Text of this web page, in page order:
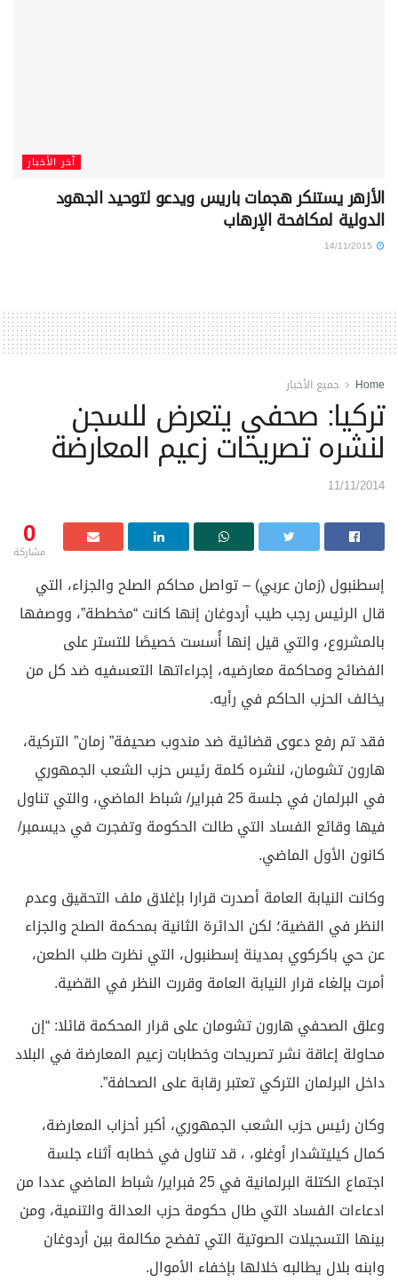
آخر الأخبار
الأزهر يستنكر هجمات باريس ويدعو لتوحيد الجهود
الدولية لمكافحة الإرهاب
Home جميع الأخبار
تركيا: صحفي يتعرض للسجن
لنشره تصريحات زعيم المعارضة
11/11/2014
0
مشاركة
إسطنبول (زمان عربي) – تواصل محاكم الصلح والجزاء، التي
قال الرئيس رجب طيب أردوغان إنها كانت “مخططة”، ووصفها
بالمشروع، والتي قيل إنها أُسست خصيصًا للتستر على
الفضائح ومحاكمة معارضيه، إجراءاتها التعسفيه ضد كل من
يخالف الحزب الحاكم في رأيه.
فقد تم رفع دعوى قضائية ضد مندوب صحيفة” زمان” التركية،
هارون تشومان، لنشره كلمة رئيس حزب الشعب الجمهوري
في البرلمان في جلسة 25 فبراير/ شباط الماضي، والتي تناول
فيها وقائع الفساد التي طالت الحكومة وتفجرت في ديسمبر/
كانون الأول الماضي.
وكانت النيابة العامة أصدرت قرارا بإغلاق ملف التحقيق وعدم
النظر في القضية؛ لكن الدائرة الثانية بمحكمة الصلح والجزاء
عن حي باكركوي بمدينة إسطنبول، التي نظرت طلب الطعن،
أمرت بإلغاء قرار النيابة العامة وقررت النظر في القضية.
وعلق الصحفي هارون تشومان على قرار المحكمة قائلا: “إن
محاولة إعاقة نشر تصريحات وخطابات زعيم المعارضة في البلاد
داخل البرلمان التركي تعتبر رقابة على الصحافة”.
وكان رئيس حزب الشعب الجمهوري، أكبر أحزاب المعارضة،
كمال كيليتشدار أوغلو، ، قد تناول في خطابه أثناء جلسة
اجتماع الكتلة البرلمانية في 25 فبراير/ شباط الماضي عددا من
ادعاءات الفساد التي طال حكومة حزب العدالة والتنمية، ومن
بينها التسجيلات الصوتية التي تفضح مكالمة بين أردوغان
وابنه بلال يطالبه خلالها بإخفاء الأموال.